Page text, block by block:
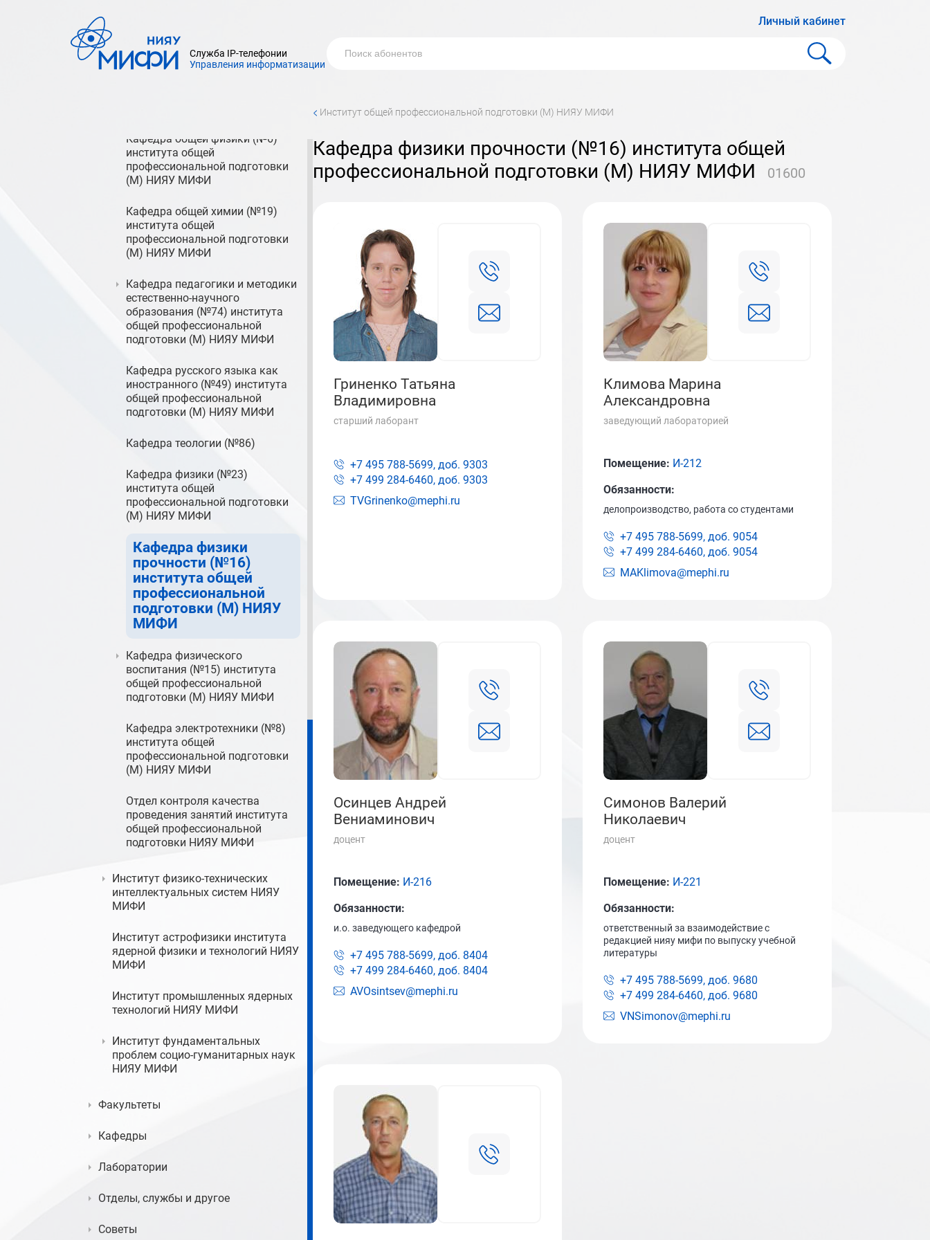
Служба IP-телефонии
Управления информатизации
Личный кабинет
Кафедра информатики и
процессов управления (№17)
Кафедра общей физики (№6)
института общей
профессиональной подготовки
(М) НИЯУ МИФИ
Кафедра общей химии (№19)
института общей
профессиональной подготовки
(М) НИЯУ МИФИ
Кафедра педагогики и методики
естественно-научного
образования (№74) института
общей профессиональной
подготовки (М) НИЯУ МИФИ
Кафедра русского языка как
иностранного (№49) института
общей профессиональной
подготовки (М) НИЯУ МИФИ
Кафедра теологии (№86)
Кафедра физики (№23)
института общей
профессиональной подготовки
(М) НИЯУ МИФИ
Кафедра физики
прочности (№16)
института общей
профессиональной
подготовки (М) НИЯУ
МИФИ
Кафедра физического
воспитания (№15) института
общей профессиональной
подготовки (М) НИЯУ МИФИ
Кафедра электротехники (№8)
института общей
профессиональной подготовки
(М) НИЯУ МИФИ
Отдел контроля качества
проведения занятий института
общей профессиональной
подготовки НИЯУ МИФИ
Институт физико-технических
интеллектуальных систем НИЯУ
МИФИ
Институт астрофизики института
ядерной физики и технологий НИЯУ
МИФИ
Институт промышленных ядерных
технологий НИЯУ МИФИ
Институт фундаментальных
проблем социо-гуманитарных наук
НИЯУ МИФИ
Факультеты
Кафедры
Лаборатории
Отделы, службы и другое
Советы
< институт общей профессиональной подготовки (М) НИЯУ МИФИ
кафедра физики прочности (№16) института общей
профессиональной подготовки (М) НИЯУ МИФИ
01600
Гриненко Татьяна
Владимировна
старший лаборант
TVGrinenko@mephi.ru
+7 495 788-5699, доб. 9303
+7 499 284-6460, доб. 9303
Климова Марина
Александровна
заведующий лабораторией
MAKlimova@mephi.ru
Помещение: И-212
Обязанности:
делопроизводство, работа со студентами
+7 495 788-5699, доб. 9054
+7 499 284-6460, доб. 9054
Осинцев Андрей
Вениаминович
доцент
AVOsintsev@mephi.ru
Помещение: И-216
Обязанности:
и.о. заведующего кафедрой
+7 495 788-5699, доб. 8404
+7 499 284-6460, доб. 8404
Симонов Валерий
Николаевич
доцент
VNSimonov@mephi.ru
Помещение: И-221
Обязанности:
ответственный за взаимодействие с
редакцией нияу мифи по выпуску учебной
литературы
+7 495 788-5699, доб. 9680
+7 499 284-6460, доб. 9680